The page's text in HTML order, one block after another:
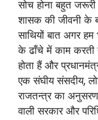
सोच होना बहुत
शासक की जीवनी के
साथियों बात अगर
के ढाँचे में काम करती
होता हैं और
एक संघीय संसदीय,
राजतन्त्र का
वाली सरकार और